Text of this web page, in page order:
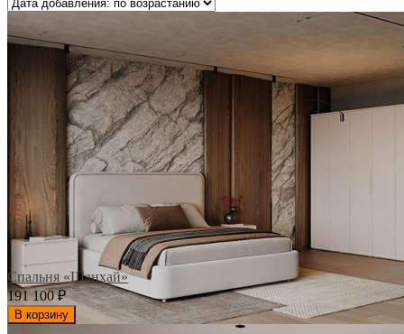
Спальня «Шанхай»
191 100₽
В корзину